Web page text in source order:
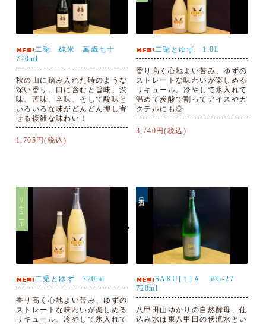
二兎 純米 萬歳七十
720ml
秋の山に踏み入れた時のような
深い香り。口に含むと旨味、渋
味、苦味、辛味、そして酸味と
いろいろな味がどんどん押し寄
せる複雑な味わい！
1,705円(税込)
二兎とゆず 1.8L
香り高く心地よい苦み、ゆずの
ストレートな味わいが楽しめる
リキュール。冷やして氷入れて
温めて炭酸で割ってアイスやカ
クテルにも◎
3,740円(税込)
リキュール
二兎とゆず 720ml
香り高く心地よい苦み、ゆずの
ストレートな味わいが楽しめる
リキュール。冷やして氷入れて
SAKU[ｔ]Ａ 505-27
720ml
八甲田山ゆかりの自然酵母、仕
込み水は東八甲田の伏流水とい